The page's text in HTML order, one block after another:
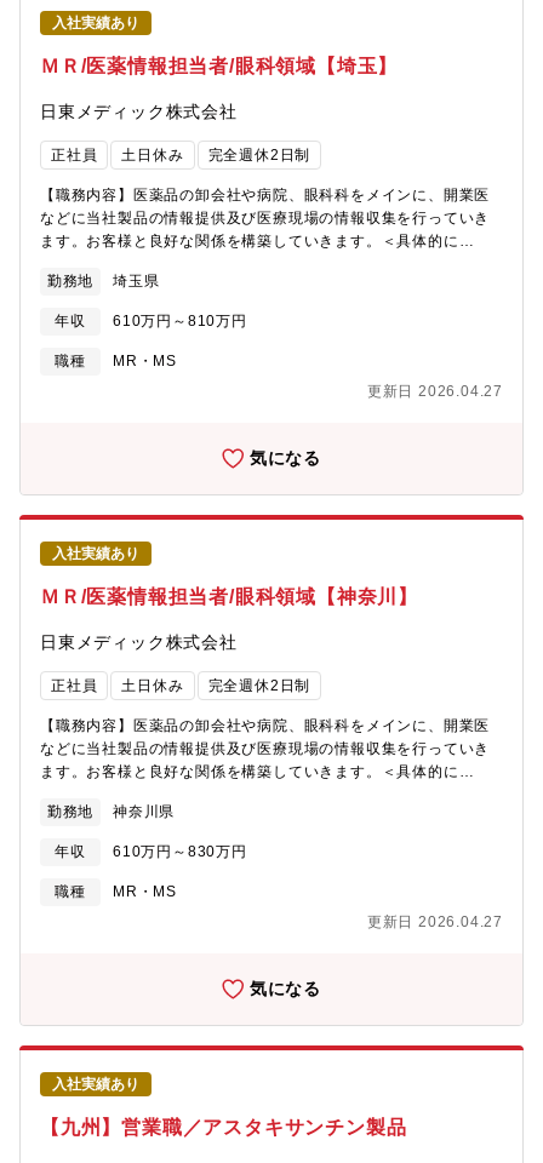
ながら推進）・通信・データセンターをはじめとした成長分野に
おける新規ビジネスチャンスの開拓【キャリアパス】各種案件へ
の対応を通じて経験を積んだ後は、大型プロジェクトや全国規模
の推進業務をご担当いただきます。実績やスキルに応じて、グル
ープリーダーや管理職など、更なるキャリアアップの道も開かれ
ています。また、海外市場を対象とした営業部門へのキャリア展
開も可能であり、グローバルに活躍できる環境が整っています。
【組織構成】施設環境部：施設環境部：約40名（管理職6名、担当
27名他） 男女比4：1【組織のミッション】■社会インフラ事業
本部・ファシリティインフラシステム事業部・官公庁・民間企業
向けの電機システムを通じて社会基盤を支える営業活動を推進。■
国販売推進業務2.課題解決型（ソリューション）事業の推進■各課/
報道（二課）・官公庁・学校・病院・空港（三課）・国内外デー
タセンター（データセンターパワーショリューショングループ）
を通じて大きな社会貢献ができる・データセンターをはじめとし
力会社・社内技術部門など幅広いネットワークを築ける・社会課
題に対して自らの提案が形となり、目に見える成果につながる■製
品・サービスの魅力三菱電機は国内有数の総合電機メーカーとし
て、確かな技術力・豊富な納入実績・長期信頼性・手厚いアフタ
ーサービスを強みとしています。長年にわたり顧客から信頼され
ており、安定した事業基盤の中で挑戦できる環境があります。
【働き方】・平均残業時間 30時間／月・テレワーク頻度 1～2日
／週程度※若手からベテランまで幅広く在籍しており、相談しや
すい雰囲気※経験を積みながら、安心して成長できる職場です
入社実績あり
ＭＲ/医薬情報担当者/眼科領域【埼玉】
日東メディック株式会社
正社員 土日休み 完全週休2日制
【職務内容】医薬品の卸会社や病院、眼科科をメインに、開業医
などに当社製品の情報提供及び医療現場の情報収集を行っていき
ます。お客様と良好な関係を構築していきます。＜具体的に
す。 スケジュールの立て方は裁量にお任せしています。■1件のお
客様への対応頻度は月2～3回程度。お客様に合わせた対応で信頼
関係を構築していきます。地域の眼科医療について考えられる方
は当社の営業スタイルに合います。※担当エリアの会議を月1回行
勤務地 埼玉県
年収 610万円～810万円
職種
MR・MS
更新日 2026.04.27
気になる
入社実績あり
ＭＲ/医薬情報担当者/眼科領域【神奈川】
日東メディック株式会社
正社員 土日休み 完全週休2日制
【職務内容】医薬品の卸会社や病院、眼科科をメインに、開業医
などに当社製品の情報提供及び医療現場の情報収集を行っていき
ます。お客様と良好な関係を構築していきます。＜具体的に
す。 スケジュールの立て方は裁量にお任せしています。■1件のお
客様への対応頻度は月2～3回程度。お客様に合わせた対応で信頼
関係を構築していきます。地域の眼科医療について考えられる方
は当社の営業スタイルに合います。※担当エリアの会議を月1回行
属先は、東京営業所ですが出社義務はありません。 東京営業
会議を東京営業所で月1回行います。（WEB会議対応の可能性も
あり） ※ 担当先は神奈川県
勤務地 神奈川県
年収 610万円～830万円
職種
MR・MS
更新日 2026.04.27
気になる
入社実績あり
【九州】営業職／アスタキサンチン製品